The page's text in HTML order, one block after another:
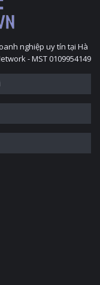
nghiệp uy tín tại Hà
- MST 0109954149